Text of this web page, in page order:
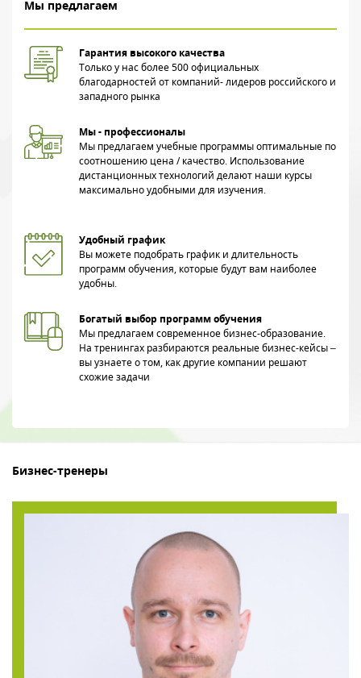
Мы предлагаем
Гарантия высокого качества
Только у нас более 500 официальных
благодарностей от компаний- лидеров российского и
западного рынка
Мы - профессионалы
Мы предлагаем учебные программы оптимальные по
соотношению цена / качество. Использование
дистанционных технологий делают наши курсы
максимально удобными для изучения.
Удобный график
Вы можете подобрать график и длительность
программ обучения, которые будут вам наиболее
удобны.
Богатый выбор программ обучения
Мы предлагаем современное бизнес-образование.
На тренингах разбираются реальные бизнес-кейсы –
вы узнаете о том, как другие компании решают
схожие задачи
Бизнес-тренеры